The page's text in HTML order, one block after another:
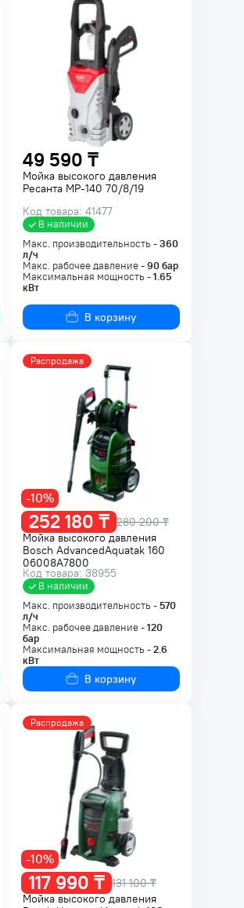
49 590 ₸
Мойка высокого давления
Ресанта МР-140 70/8/19
Код товара: 41477
В наличии
Макс. производительность -360
л/ч
Макс. рабочее давление -90бар
Максимальная мощность -1.65
кВт
В корзину
Распродажа
252 180 ₸ 280 200 ₸
-10%
Мойка высокого давления
Bosch AdvancedAquatak 160
06008A7800
Код товара: 38955
В наличии
Макс. производительность -570
л/ч
Макс. рабочее давление -120
бар
Максимальная мощность -2.6
кВт
В корзину
Распродажа
117 990 ₸ 131 100 ₸
-10%
Мойка высокого давления